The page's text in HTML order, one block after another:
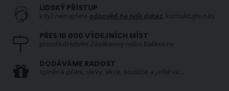
LIDSKÝ PŘÍSTUP
když nenajdete odpověď na svůj dotaz, kontaktujte nás
PŘES 10 000 VÝDEJNÍCH MÍST
prostřednictvím Zásilkovny nebo Balíkovny
DODÁVÁME RADOST
splněná přání, slevy, akce, soutěže a ještě víc...